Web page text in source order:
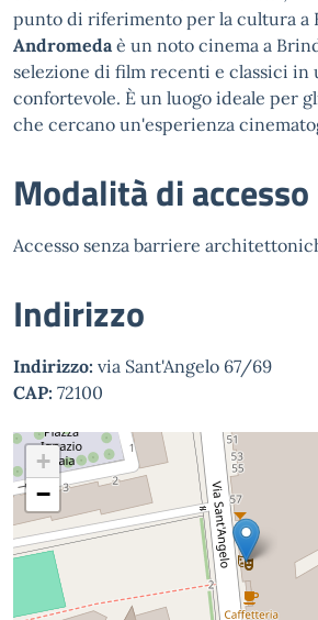
punto di riferimento per la cultura a
Andromedaè un noto cinema a
selezione di film recenti e classici in
confortevole. È un luogo ideale per
che cercano un'esperienza
Modalità di accesso
Accesso senza barriere
Indirizzo
Indirizzo: via Sant'Angelo 67/69
CAP: 72100
+
−